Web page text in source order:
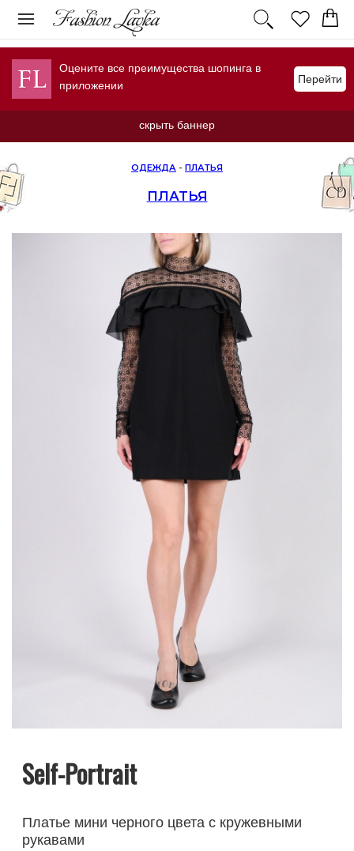
Оцените все преимущества шопинга в
приложении
Перейти
скрыть баннер
ОДЕЖДА - ПЛАТЬЯ
ПЛАТЬЯ
Self-Portrait
Платье мини черного цвета с кружевными
рукавами